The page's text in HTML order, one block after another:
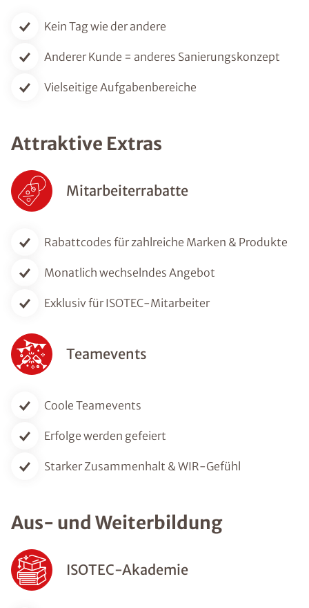
Kein Tag wie der andere
Anderer Kunde = anderes Sanierungskonzept
Vielseitige Aufgabenbereiche
Attraktive Extras
Mitarbeiterrabatte
Rabattcodes für zahlreiche Marken & Produkte
Monatlich wechselndes Angebot
Exklusiv für ISOTEC-Mitarbeiter
Teamevents
Coole Teamevents
Erfolge werden gefeiert
Starker Zusammenhalt & WIR-Gefühl
Aus- und Weiterbildung
ISOTEC-Akademie